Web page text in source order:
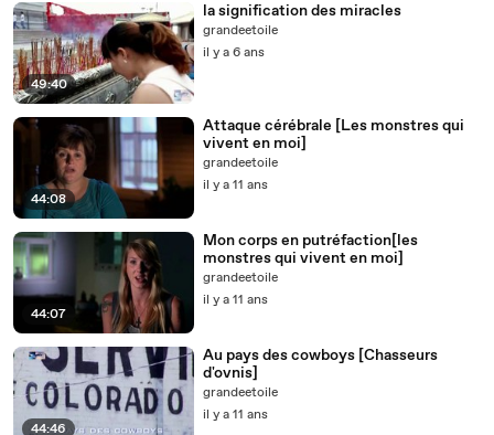
49:40
la signification des miracles
grandeetoile
il y a 6 ans
44:08
Attaque cérébrale [Les monstres qui
vivent en moi]
grandeetoile
il y a 11 ans
44:07
Mon corps en putréfaction[les
monstres qui vivent en moi]
grandeetoile
il y a 11 ans
44:46
Au pays des cowboys [Chasseurs
d'ovnis]
grandeetoile
il y a 11 ans